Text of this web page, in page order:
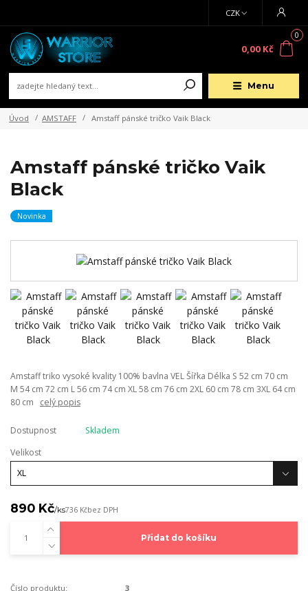
Menu
CZK
0
0,00 Kč
Úvod AMSTAFF Amstaff pánské tričko Vaik Black
Amstaff pánské tričko Vaik
Black
Novinka
Amstaff triko vysoké kvality 100% bavlna VEL Šířka Délka S 52 cm 70 cm
M 54 cm 72 cm L 56 cm 74 cm XL 58 cm 76 cm 2XL 60 cm 78 cm 3XL 64 cm
80 cm celý popis
Dostupnost
Skladem
Velikost
890 Kč/ks736 Kčbez DPH
Přidat do košíku
Číslo produktu:
3